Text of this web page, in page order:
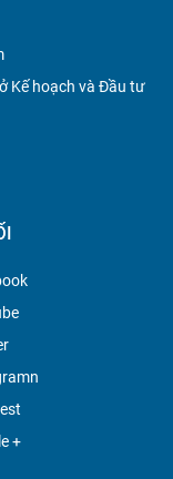
Kế hoạch và Đầu tư
+